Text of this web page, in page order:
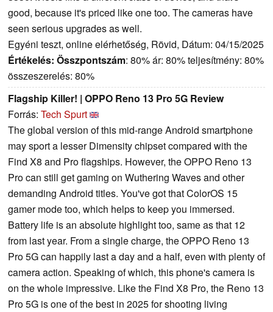
good, because it's priced like one too. The cameras have
seen serious upgrades as well.
Egyéni teszt, online elérhetőség, Rövid, Dátum: 04/15/2025
Értékelés: Összpontszám: 80% ár: 80% teljesítmény: 80%
összeszerelés: 80%
Flagship Killer! | OPPO Reno 13 Pro 5G Review
Forrás: Tech Spurt
The global version of this mid-range Android smartphone
may sport a lesser Dimensity chipset compared with the
Find X8 and Pro flagships. However, the OPPO Reno 13
Pro can still get gaming on Wuthering Waves and other
demanding Android titles. You've got that ColorOS 15
gamer mode too, which helps to keep you immersed.
Battery life is an absolute highlight too, same as that 12
from last year. From a single charge, the OPPO Reno 13
Pro 5G can happily last a day and a half, even with plenty of
camera action. Speaking of which, this phone's camera is
on the whole impressive. Like the Find X8 Pro, the Reno 13
Pro 5G is one of the best in 2025 for shooting living